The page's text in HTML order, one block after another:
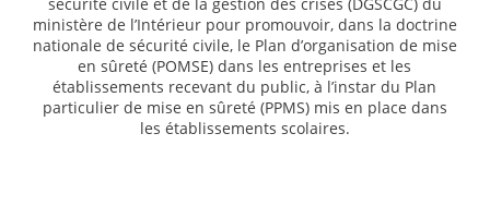
ministère de l’Intérieur pour promouvoir, dans la doctrine
nationale de sécurité civile, le Plan d’organisation de mise
en sûreté (POMSE) dans les entreprises et les
établissements recevant du public, à l’instar du Plan
particulier de mise en sûreté (PPMS) mis en place dans
les établissements scolaires.